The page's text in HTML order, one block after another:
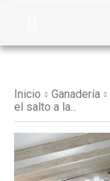
Inicio Ganadería
el salto a la...